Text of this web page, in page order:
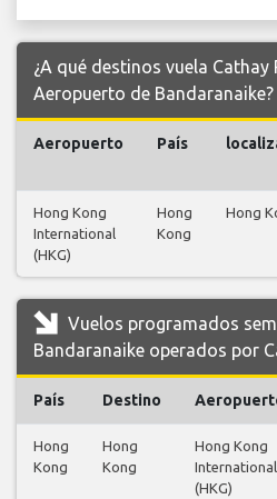
¿A qué destinos vuela
Aeropuerto de Bandaranaike?
Aeropuerto País
Hong Kong
International
(HKG)
Hong
Kong
Hong
Vuelos programados
Bandaranaike operados por
País Destino
Hong
Kong
Hong
Kong
Hong Kong
International
(HKG)